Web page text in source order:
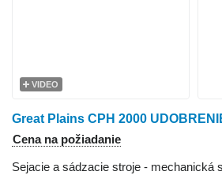
VIDEO
Cena na požiadanie
Sejacie a sádzacie stroje - mechanická